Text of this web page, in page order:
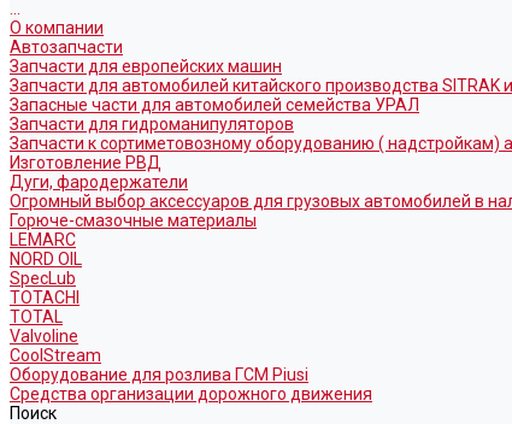
О компании
Автозапчасти
Запчасти для европейских машин
Запчасти для автомобилей китайского производства SITRAK и
Запасные части для автомобилей семейства УРАЛ
Запчасти для гидроманипуляторов
Запчасти к сортиметовозному оборудованию (
Изготовление РВД
Дуги, фародержатели
Огромный выбор аксессуаров для грузовых автомобилей в
Горюче-смазочные материалы
LEMARC
NORD OIL
SpecLub
TOTACHI
TOTAL
Valvoline
CoolStream
Оборудование для розлива ГСМ Piusi
Средства организации дорожного движения
Поиск